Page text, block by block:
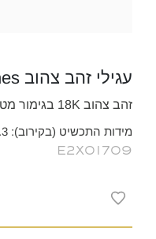
עגילי זהב צהוב Golden Stones קטנים
זהב צהוב 18K בגימור מט
מידות התכשיט (בקירוב): 2.3 ס"מ על 0.9 ס"מ
E2X01709